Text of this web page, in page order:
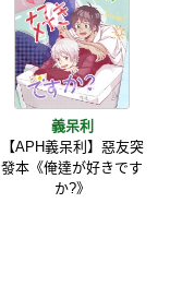
義呆利
【APH義呆利】惡友突
發本《俺達が好きです
か?》